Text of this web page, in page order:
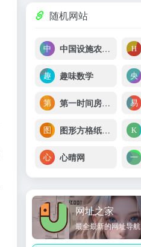
随机网站
中国设施农业信息网
趣味数学
第一时间房源网
图形方格纸 My Graph Paper
心晴网
网址之家
最全最新的网址导航